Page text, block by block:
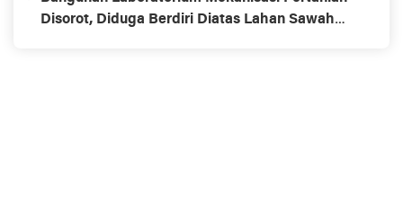
Disorot, Diduga Berdiri Diatas Lahan Sawah